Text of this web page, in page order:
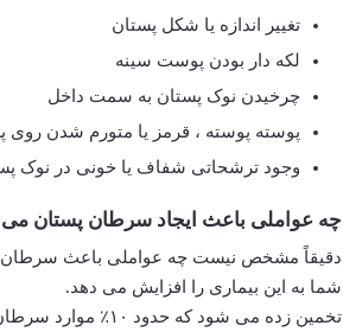
تغییر اندازه یا شکل پستان
لکه دار بودن پوست سینه
چرخیدن نوک پستان به سمت داخل
پوسته پوسته ، قرمز یا متورم شدن روی
وجود ترشحاتی شفاف یا خونی در نوک
چه عواملی باعث ایجاد سرطان پستان
دقیقاً مشخص نیست چه عواملی باعث سرطان
شما به این بیماری را افزایش می دهد.
تخمین زده می شود